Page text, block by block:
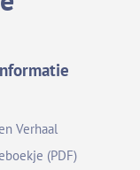
Verhaal
(PDF)